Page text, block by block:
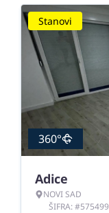
Stanovi
360°
Adice
NOVI SAD
ŠIFRA: #575499